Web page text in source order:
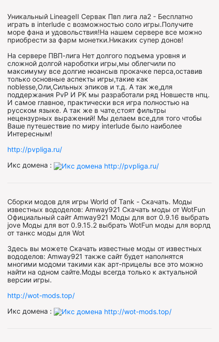
Уникальный LineageII Сервак Пвп лига ла2 - Бесплатно
играть в interlude с возможностью соло игры.Получите
море фана и удовольствия!На нашем сервере все можно
приобрести за фарм монетки.Никаких супер донов!
На сервере ПВП-лига Нет долгого подъема уровня и
сложной долгой нароботки игры,мы облегчили по
максимуму все долгие нюансыв прокачке перса,оставив
только основные аспекты игры,такие как
noblesse,Оли,Сильных эпиков и т.д. А так же,для
поддержания PvP И PK мы разработали ряд Новшеств нпц.
И самое главное, практически вся игра полностью на
русском языке. А так же в чате,стоят фильтры
нецензурных выражений! Мы делаем все,для того чтобы
Ваше путешествие по миру interlude было наиболее
Интересным!
http://pvpliga.ru/
Икс домена :
Сборки модов для игры World of Tank - Скачать. Моды
известных вододелов: Amway921 Скачать моды от WotFun
Официальный сайт Amway921 Моды для вот 0.9.16 выбрать
jove Моды для вот 0.9.15.2 выбрать WotFun моды для ворлд
от танкс моды для Wot
Здесь вы можете Скачать известные моды от известных
вододелов: Amway921 также сайт будет наполнятся
многими модоми такими как арт-прицелы все это можно
найти на одном сайте.Моды всегда только к актуальной
версии игры.
http://wot-mods.top/
Икс домена :